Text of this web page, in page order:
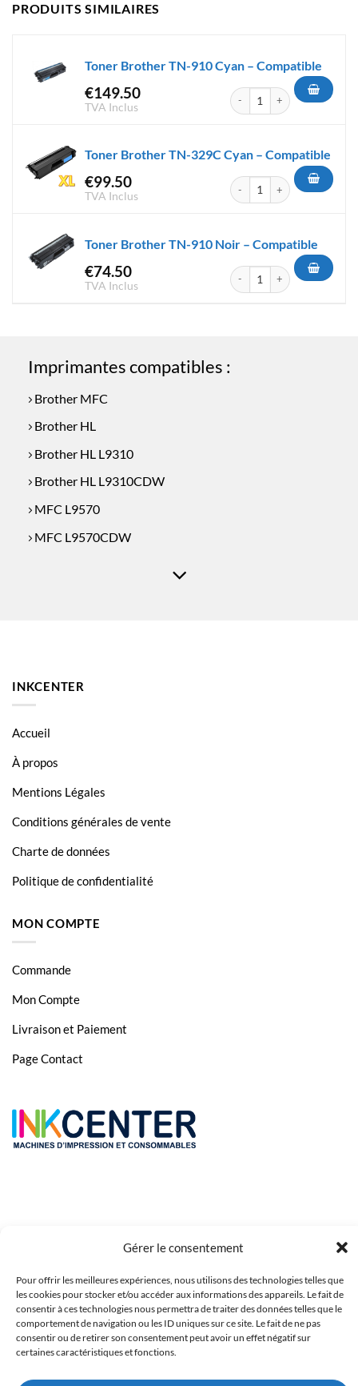
Gérer le consentement
Pour offrir les meilleures expériences, nous utilisons des technologies telles que
les cookies pour stocker et/ou accéder aux informations des appareils. Le fait de
consentir à ces technologies nous permettra de traiter des données telles que le
comportement de navigation ou les ID uniques sur ce site. Le fait de ne pas
consentir ou de retirer son consentement peut avoir un effet négatif sur
certaines caractéristiques et fonctions.
PRODUITS SIMILAIRES
Toner Brother TN-910 Cyan – Compatible
€149.50
TVA Inclus
quantité de Toner Brother
Toner Brother TN-329C Cyan – Compatible
€99.50
TVA Inclus
quantité de Toner Brother
Toner Brother TN-910 Noir – Compatible
€74.50
TVA Inclus
quantité de Toner Brother
Imprimantes compatibles :
Brother MFC
Brother HL
Brother HL L9310
Brother HL L9310CDW
MFC L9570
MFC L9570CDW
INKCENTER
Accueil
À propos
Mentions Légales
Conditions générales de vente
Charte de données
Politique de confidentialité
MON COMPTE
Commande
Mon Compte
Livraison et Paiement
Page Contact
Copyright 2023 © Inkcenter - Webdesign by Media84